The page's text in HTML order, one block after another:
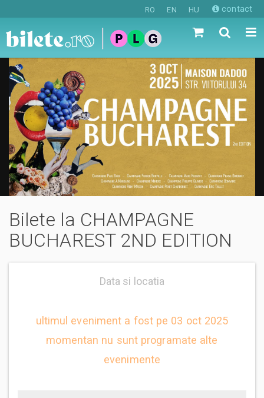
RO EN HU contact
Bilete la CHAMPAGNE
BUCHAREST 2ND EDITION
Data si locatia
ultimul eveniment a fost pe 03 oct 2025
momentan nu sunt programate alte
evenimente